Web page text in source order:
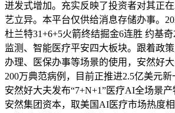
迸发式增加。充实反映了投资者对其正
艺立异。本平台仅供给消息存储办事。
杜兰特31+6+5火箭终结掘金6连胜 约基
监测、智能医疗平安四大板块。跟着政
办理、医保办事等场景的使用，安然好
200万典范病例，目前正推进2.5亿美元
安然好大夫发布“7+N+1”医疗AI全场景
安然集团资本，取美国AI医疗市场热度